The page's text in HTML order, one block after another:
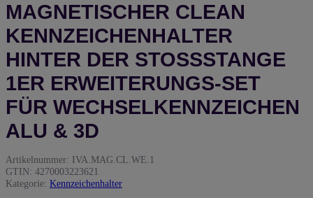
MAGNETISCHER CLEAN
KENNZEICHENHALTER
HINTER DER STOSSSTANGE 1
ER ERWEITERUNGS-SET F
ÜR WECHSELKENNZEICHEN A
LU & 3D
Artikelnummer: IVA.MAG.CL.WE.1
GTIN: 4270003223621
Kategorie: Kennzeichenhalter